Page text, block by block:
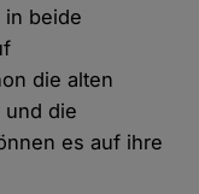
in beide
die alten
und die
es auf ihre